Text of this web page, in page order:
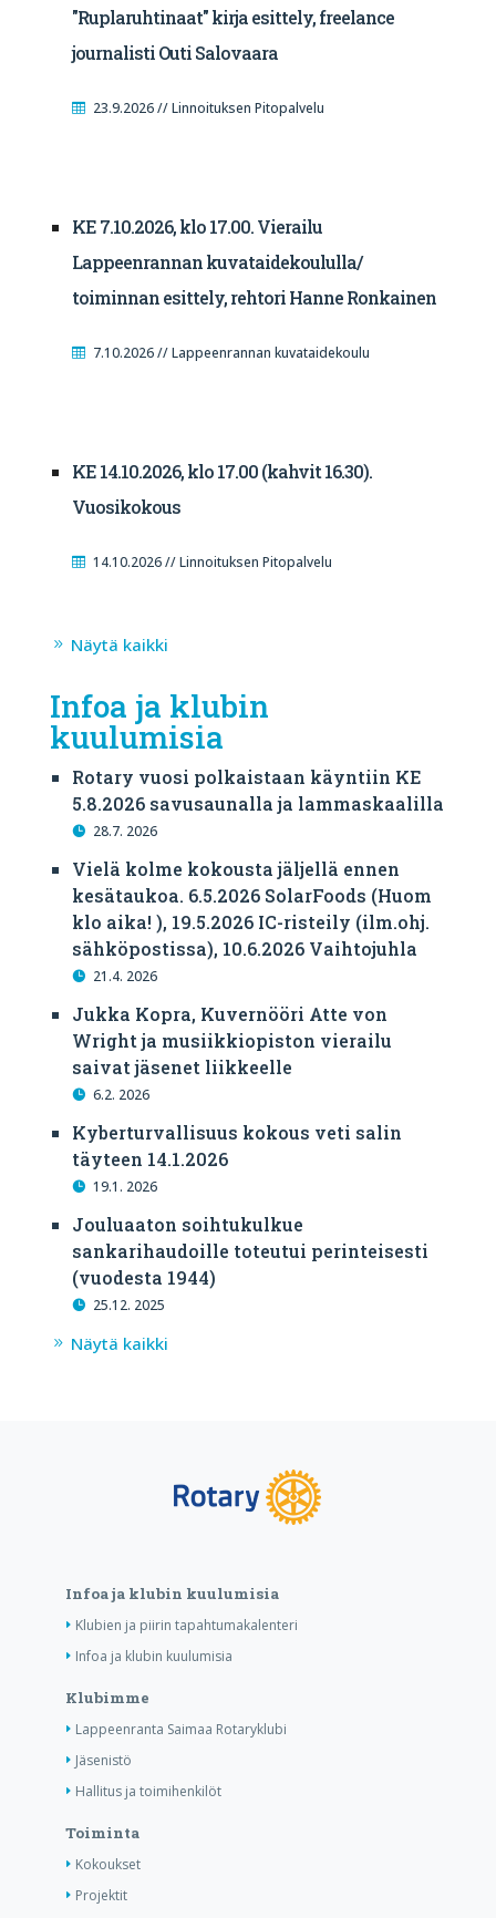
"Ruplaruhtinaat" kirja esittely, freelance
journalisti Outi Salovaara
23.9.2026 // Linnoituksen Pitopalvelu
KE 7.10.2026, klo 17.00. Vierailu
Lappeenrannan kuvataidekoululla/
toiminnan esittely, rehtori Hanne Ronkainen
7.10.2026 // Lappeenrannan kuvataidekoulu
KE 14.10.2026, klo 17.00 (kahvit 16.30).
Vuosikokous
14.10.2026 // Linnoituksen Pitopalvelu
Näytä kaikki
Infoa ja klubin
kuulumisia
Rotary vuosi polkaistaan käyntiin KE
5.8.2026 savusaunalla ja lammaskaalilla
28.7. 2026
Vielä kolme kokousta jäljellä ennen
kesätaukoa. 6.5.2026 SolarFoods (Huom
klo aika! ), 19.5.2026 IC-risteily (ilm.ohj.
sähköpostissa), 10.6.2026 Vaihtojuhla
21.4. 2026
Jukka Kopra, Kuvernööri Atte von
Wright ja musiikkiopiston vierailu
saivat jäsenet liikkeelle
6.2. 2026
Kyberturvallisuus kokous veti salin
täyteen 14.1.2026
19.1. 2026
Jouluaaton soihtukulkue
sankarihaudoille toteutui perinteisesti
(vuodesta 1944)
25.12. 2025
Näytä kaikki
Infoa ja klubin kuulumisia
Klubien ja piirin tapahtumakalenteri
Infoa ja klubin kuulumisia
Klubimme
Lappeenranta Saimaa Rotaryklubi
Jäsenistö
Hallitus ja toimihenkilöt
Toiminta
Kokoukset
Projektit